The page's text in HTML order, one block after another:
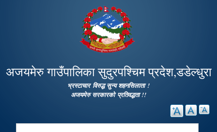
main
content
अजयमेरु गाउँपालिका सुदुरपश्चिम प्रदेश,डडेल्धुरा
भ्रस्टाचार विरुद्ध सुन्य शहनसिलाता !
अजयमेरु सरकारको प्रतिवद्धता !!
Search